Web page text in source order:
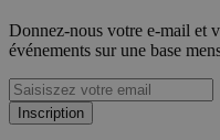
Donnez-nous votre e-mail et
événements sur une base
Inscription